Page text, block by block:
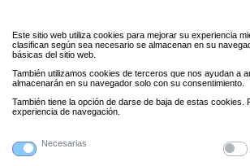
Este sitio web utiliza cookies para mejorar su experiencia
clasifican según sea necesario se almacenan en su
básicas del sitio web.
También utilizamos cookies de terceros que nos ayudan a
almacenarán en su navegador solo con su consentimiento.
También tiene la opción de darse de baja de estas
experiencia de navegación.
Necesarias